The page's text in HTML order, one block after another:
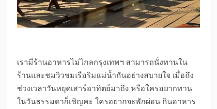
เรามีร้านอาหารไม่ไกลกรุงเทพฯ สามารถนั่งทานใน
ร้านและชมวิวชมเรือริมแม่น้ำกันอย่างสบายใจ เมื่อถึง
ช่วงเวลาวันหยุดเสาร์อาทิตย์มาถึง หรือใครอยากทาน
ในวันธรรมดาก็เชิญคะ ใครอยากจะพักผ่อน กินอาหาร